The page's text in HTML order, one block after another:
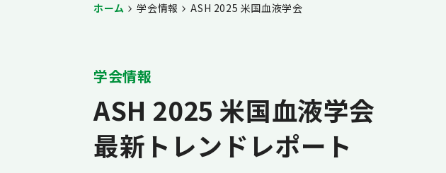
ホーム 学会情報 ASH 2025 米国血液学会
学会情報
ASH 2025 米国血液学会
最新トレンドレポート